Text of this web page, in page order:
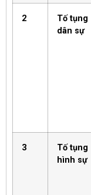
2
Tố tụng
dân sự
3
Tố tụng
hình sự